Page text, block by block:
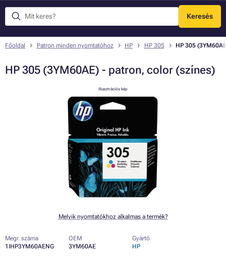
Keresés
Menü
Főoldal Patron minden nyomtatóhoz HP HP 305 HP 305
HP 305 (3YM60AE) - patron, color (színes)
Illusztrációs kép
Melyik nyomtatókhoz alkalmas a termék?
Megr. száma
1IHP3YM60AENG
OEM
3YM60AE
Gyártó
HP